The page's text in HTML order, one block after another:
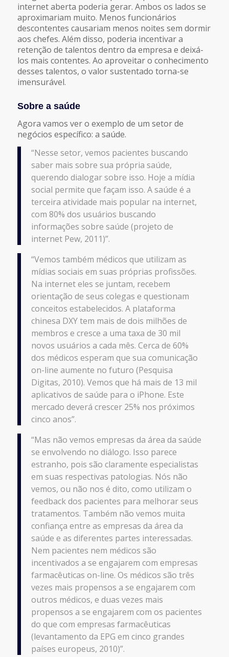
internet aberta poderia gerar. Ambos os lados se
aproximariam muito. Menos funcionários
descontentes causariam menos noites sem dormir
aos chefes. Além disso, poderia incentivar a
retenção de talentos dentro da empresa e deixá-
los mais contentes. Ao aproveitar o conhecimento
desses talentos, o valor sustentado torna-se
imensurável.
Sobre a saúde
Agora vamos ver o exemplo de um setor de
negócios específico: a saúde.
“Nesse setor, vemos pacientes buscando
saber mais sobre sua própria saúde,
querendo dialogar sobre isso. Hoje a mídia
social permite que façam isso. A saúde é a
terceira atividade mais popular na internet,
com 80% dos usuários buscando
informações sobre saúde (projeto de
internet Pew, 2011)”.
“Vemos também médicos que utilizam as
mídias sociais em suas próprias profissões.
Na internet eles se juntam, recebem
orientação de seus colegas e questionam
conceitos estabelecidos. A plataforma
chinesa DXY tem mais de dois milhões de
membros e cresce a uma taxa de 30 mil
novos usuários a cada mês. Cerca de 60%
dos médicos esperam que sua comunicação
on-line aumente no futuro (Pesquisa
Digitas, 2010). Vemos que há mais de 13 mil
aplicativos de saúde para o iPhone. Este
mercado deverá crescer 25% nos próximos
cinco anos”.
“Mas não vemos empresas da área da saúde
se envolvendo no diálogo. Isso parece
estranho, pois são claramente especialistas
em suas respectivas patologias. Nós não
vemos, ou não nos é dito, como utilizam o
feedback dos pacientes para melhorar seus
tratamentos. Também não vemos muita
confiança entre as empresas da área da
saúde e as diferentes partes interessadas.
Nem pacientes nem médicos são
incentivados a se engajarem com empresas
farmacêuticas on-line. Os médicos são três
vezes mais propensos a se engajarem com
outros médicos, e duas vezes mais
propensos a se engajarem com os pacientes
do que com empresas farmacêuticas
(levantamento da EPG em cinco grandes
países europeus, 2010)”.